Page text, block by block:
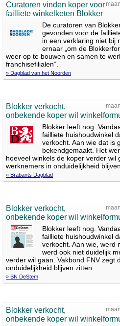
Curatoren vinden koper voor
failliete winkelketen Blokker
De curatoren van
gevonden voor de
in een verklaring niet bij
ernaar „om de
weer op te bouwen en samen te
franchisefilialen”.
» Dagblad van het Noorden
Blokker verkocht,
onbekende koper wil
Blokker leeft nog.
failliete huishoudwinkel
verkocht. Aan wie dat is
bekendgemaakt. Het
hoeveel winkels de koper verder wil
werknemers in onduidelijkheid
» Brabants Dagblad
Blokker verkocht,
onbekende koper wil
Blokker leeft nog.
failliete huishoudwinkel
verkocht. Aan wie, werd
werd ook niet duidelijk
verder wil gaan. Vakbond FNV zegt
onduidelijkheid blijven zitten.
» BN DeStem
Blokker verkocht,
onbekende koper wil